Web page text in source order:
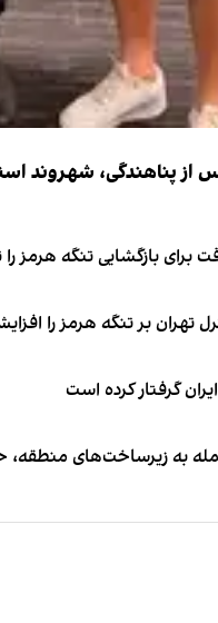
بازگشایی تنگه هرمز را
تهران بر تنگه هرمز را
گرفتار کرده است
به زیرساخت‌های منطقه،